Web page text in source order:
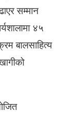
सम्मान
४५
बालसाहित्य